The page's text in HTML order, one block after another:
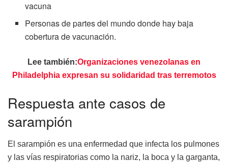
vacuna
Personas de partes del mundo donde hay baja
cobertura de vacunación.
Lee también:Organizaciones venezolanas en
Philadelphia expresan su solidaridad tras terremotos
Respuesta ante casos de
sarampión
El sarampión es una enfermedad que infecta los pulmones
y las vías respiratorias como la nariz, la boca y la garganta,